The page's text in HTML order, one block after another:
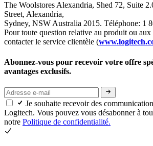
The Woolstores Alexandria, Shed 72, Suite
Street, Alexandria,
Sydney, NSW Australia 2015. Téléphone: 1
Pour toute question relative au produit ou
contacter le service clientèle (
Abonnez-vous pour recevoir votre offre
avantages exclusifs.
Je souhaite recevoir des
Logitech. Vous pouvez vous désabonner à
notre Politique de confidentialité.